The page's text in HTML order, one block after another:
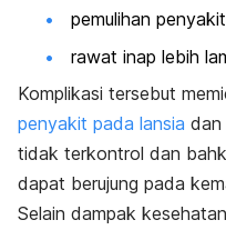
pemulihan
rawat inap lebih
Komplikasi tersebut
penyakit pada lansia dan
tidak terkontrol dan
dapat berujung pada
Selain dampak